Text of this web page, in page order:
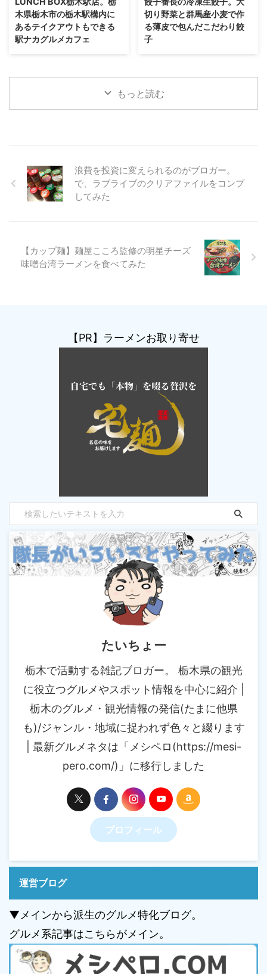
木県栃木市の栃木駅構内に
あるテイクアウトもできる
駅ナカグルメカフェ
切り野菜と群馬産小麦で作
る薄皮で包んだこだわり餃
子
もっと読む
浪費を投資に変えられるのがブロガー。
で、ラブライブのクリアファイルをコンプ
してみた
【カップ麺】麺屋こころ監修の明星チーズ
味噌台湾ラーメンを食べてみた
【PR】ラーメンお取り寄せ
たいちょー
栃木で活動する雑記ブロガー。 栃木県の観光
に役立つグルメやスポット情報を中心に紹介 |
栃木のグルメ・観光情報の発信(たまに他県
も)/ジャンル・地域に捉われず色々と綴ります
| 最新グルメネタは「メシペロ(https://mesi-
pero.com/)」に移行しました
プロフィール
運営ブログ
▼メインから派生のグルメ特化ブログ。
グルメ系記事はこちらがメイン。